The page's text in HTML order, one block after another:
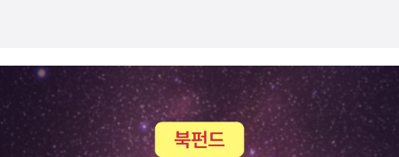
터 승용차 전좌석 안전띠 착용이 의무화라고 합니다. 모든 도로라
고 하니까, 자동차에 타면 이제는 안전띠를 착용하는 습관을 들여
야 할 것 같아요. 택시를 타고 해당이 됩니다. 그렇지만 예외조항
이 있어서, 택시등 영업용 차량의 경우, 운전자가 안전띠 착용을